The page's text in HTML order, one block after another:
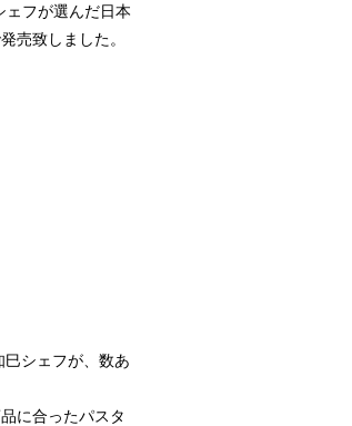
フが選んだ日本
売致しました。
シェフが、数あ
に合ったパスタ